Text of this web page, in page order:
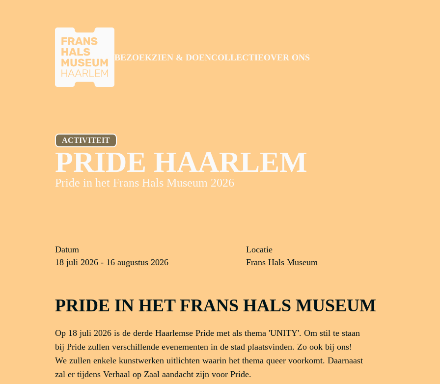
GA NAAR HOOFDINHOUD
BEZOEKZIEN & DOENCOLLECTIEOVER ONS
ACTIVITEIT
PRIDE HAARLEM
Pride in het Frans Hals Museum 2026
Datum
18 juli 2026 - 16 augustus 2026
Locatie
Frans Hals Museum
PRIDE IN HET FRANS HALS MUSEUM
Op 18 juli 2026 is de derde Haarlemse Pride met als thema 'UNITY'. Om stil te staan
bij Pride zullen verschillende evenementen in de stad plaatsvinden. Zo ook bij ons!
We zullen enkele kunstwerken uitlichten waarin het thema queer voorkomt. Daarnaast
zal er tijdens Verhaal op Zaal aandacht zijn voor Pride.